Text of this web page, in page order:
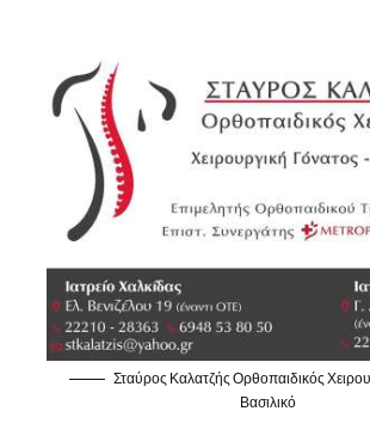
Σταύρος Καλατζής Ορθοπαιδικός
Βασιλικό